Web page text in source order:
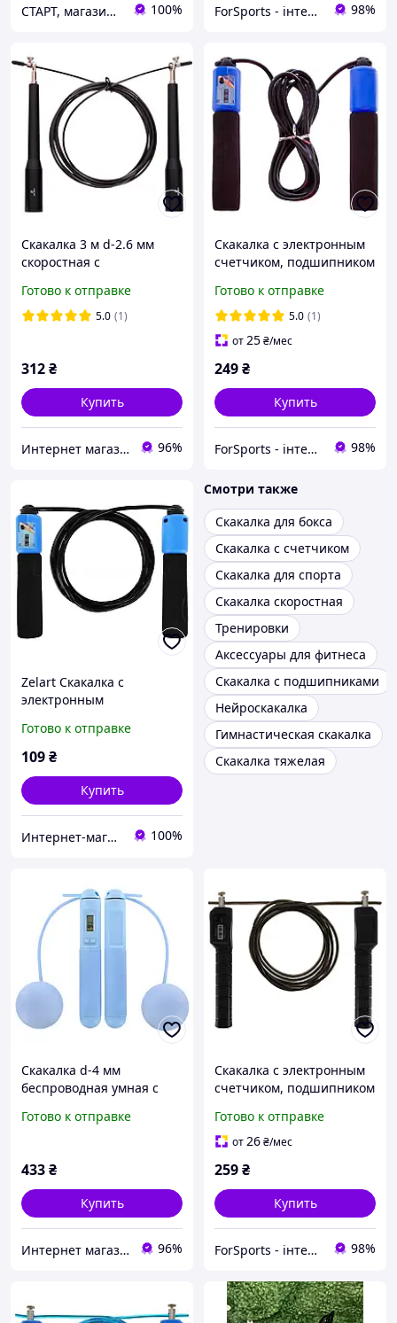
СТАРТ, магазин спортивных товаров 100% ForSports - інтернет-магазин спортивних товарів 98%
Скакалка 3 м d-2.6 мм
скоростная с
стальным тросом Zelart
черная FI-2563
Готово к отправке
5.0 (1)
312₴
Купить
Интернет магазин SportOK 96%
Скакалка с электронным
счетчиком, подшипником
Sport 2.8 м FI-2512
Готово к отправке
5.0 (1)
от25₴/мес
249₴
Купить
ForSports - інтернет-магазин спортивних товарів 98%
Zelart Скакалка с
электронным
Готово к отправке
109₴
Купить
Интернет-магазин LuckyBird 100%
Смотри также
Скакалка для бокса
Скакалка с счетчиком
Скакалка для спорта
Скакалка скоростная
Тренировки
Аксессуары для фитнеса
Скакалка с подшипниками
Нейроскакалка
Гимнастическая скакалка
Скакалка тяжелая
Скакалка d-4 мм
беспроводная умная с
счетчиком калорий 3в1
Готово к отправке
433₴
Купить
Интернет магазин SportOK 96%
Скакалка с электронным
счетчиком, подшипником
черный
Готово к отправке
от26₴/мес
259₴
Купить
ForSports - інтернет-магазин спортивних товарів 98%